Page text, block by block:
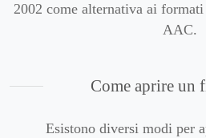
2002 come alternativa ai
AAC.
Come aprire un
Esistono diversi modi per